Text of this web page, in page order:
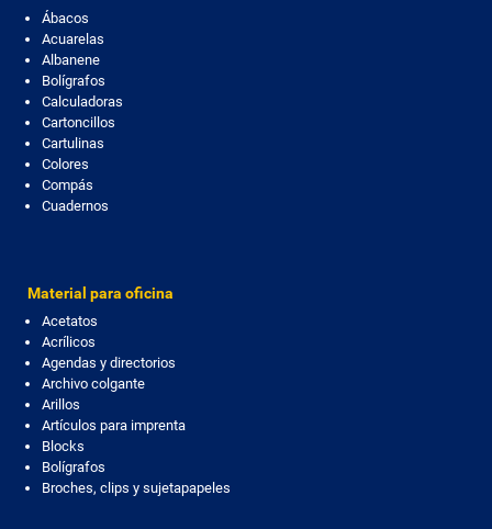
Ábacos
Acuarelas
Albanene
Bolígrafos
Calculadoras
Cartoncillos
Cartulinas
Colores
Compás
Cuadernos
Material para oficina
Acetatos
Acrílicos
Agendas y directorios
Archivo colgante
Arillos
Artículos para imprenta
Blocks
Bolígrafos
Broches, clips y sujetapapeles